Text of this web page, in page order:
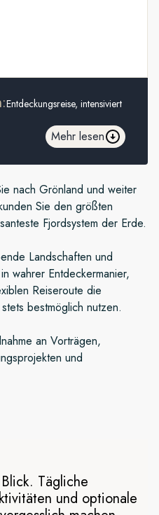
nach Grönland und weiter
Sie den größten
Fjordsystem der Erde.
Landschaften und
wahrer Entdeckermanier,
Reiseroute die
bestmöglich nutzen.
an Vorträgen,
und
Grönland
nehmen Kurs auf den
aus Fjorden und
als 62.000 Quadratkilometer
Entdeckungsreise, intensiviert
Mehr lesen
Tägliche
und optionale